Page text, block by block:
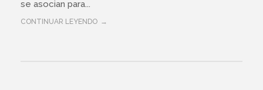
se asocian para...
CONTINUAR LEYENDO